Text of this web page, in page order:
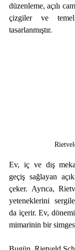
düzenleme, açılı
çizgiler ve temel
tasarlanmıştır.
Ev, iç ve dış
geçiş sağlayan
çeker. Ayrıca,
yeteneklerini
da içerir. Ev,
mimarinin bir